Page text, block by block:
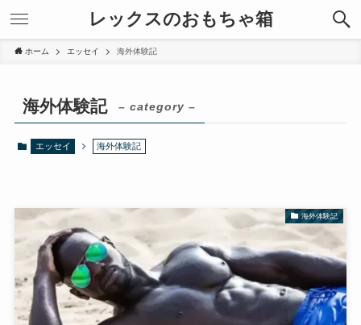
レックスのおもちゃ箱
ホーム エッセイ 海外体験記
海外体験記 – category –
エッセイ 海外体験記
海外体験記